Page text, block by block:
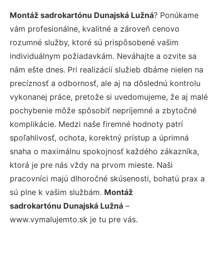
Montáž sadrokartónu Dunajská Lužná? Ponúkame
vám profesionálne, kvalitné a zároveň cenovo
rozumné služby, ktoré sú prispôsobené vašim
individuálnym požiadavkám. Neváhajte a ozvite sa
nám ešte dnes. Pri realizácií služieb dbáme nielen na
precíznosť a odbornosť, ale aj na dôslednú kontrolu
vykonanej práce, pretože si uvedomujeme, že aj malé
pochybenie môže spôsobiť nepríjemné a zbytočné
komplikácie. Medzi naše firemné hodnoty patrí
spoľahlivosť, ochota, korektný prístup a úprimná
snaha o maximálnu spokojnosť každého zákazníka,
ktorá je pre nás vždy na prvom mieste. Naši
pracovníci majú dlhoročné skúsenosti, bohatú prax a
sú plne k vašim službám. Montáž
sadrokartónu Dunajská Lužná –
www.vymalujemto.sk je tu pre vás.